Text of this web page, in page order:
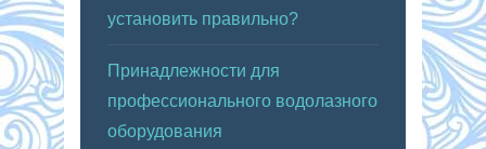
установить правильно?
Принадлежности для
профессионального водолазного
оборудования